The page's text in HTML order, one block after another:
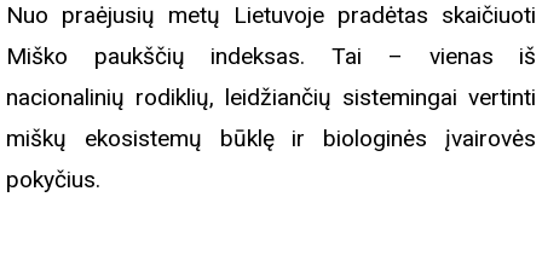
Nuo praėjusių metų Lietuvoje pradėtas skaičiuoti
Miško paukščių indeksas. Tai – vienas iš
nacionalinių rodiklių, leidžiančių sistemingai vertinti
miškų ekosistemų būklę ir biologinės įvairovės
pokyčius.